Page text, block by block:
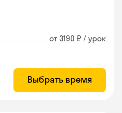
от 3190 ₽ / урок
Выбрать время